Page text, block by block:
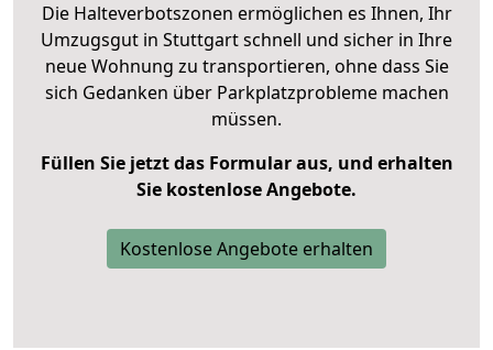
Die Halteverbotszonen ermöglichen es Ihnen, Ihr
Umzugsgut in Stuttgart schnell und sicher in Ihre
neue Wohnung zu transportieren, ohne dass Sie
sich Gedanken über Parkplatzprobleme machen
müssen.
Füllen Sie jetzt das Formular aus, und erhalten
Sie kostenlose Angebote.
Kostenlose Angebote erhalten